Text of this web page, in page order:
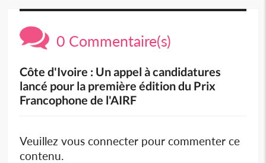
0 Commentaire(s)
Côte d'Ivoire : Un appel à candidatures
lancé pour la première édition du Prix
Francophone de l'AIRF
Veuillez vous connecter pour commenter ce
contenu.